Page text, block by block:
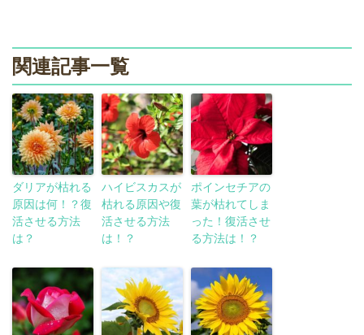
関連記事一覧
ダリアが枯れる
原因は何！？復
活させる方法
は？
ハイビスカスが
枯れる原因や復
活させる方法
は！？
ポインセチアの
葉が枯れてしま
った！復活させ
る方法は！？